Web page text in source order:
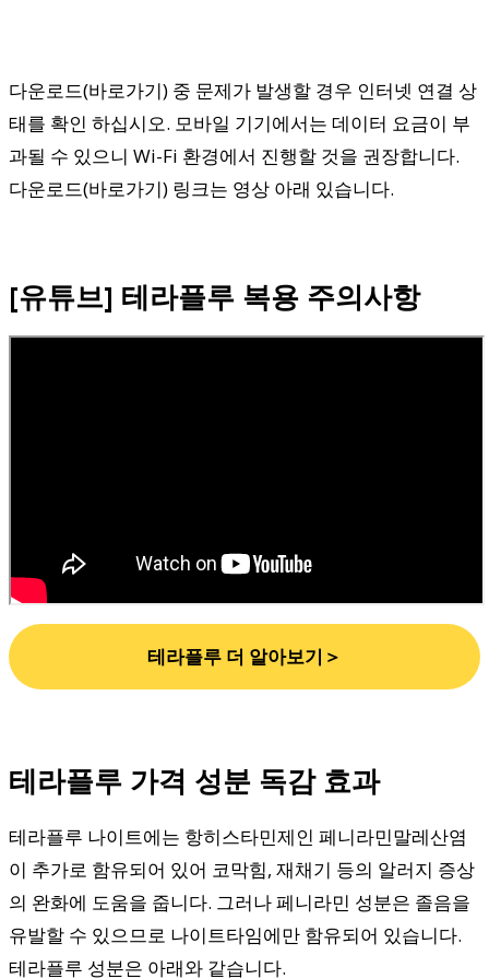
다운로드(바로가기) 중 문제가 발생할 경우 인터넷 연결 상
태를 확인 하십시오. 모바일 기기에서는 데이터 요금이 부
과될 수 있으니 Wi-Fi 환경에서 진행할 것을 권장합니다.
다운로드(바로가기) 링크는 영상 아래 있습니다.
[유튜브] 테라플루 복용 주의사항
테라플루 더 알아보기＞
테라플루 가격 성분 독감 효과
테라플루 나이트에는 항히스타민제인 페니라민말레산염
이 추가로 함유되어 있어 코막힘, 재채기 등의 알러지 증상
의 완화에 도움을 줍니다. 그러나 페니라민 성분은 졸음을
유발할 수 있으므로 나이트타임에만 함유되어 있습니다.
테라플루 성분은 아래와 같습니다.